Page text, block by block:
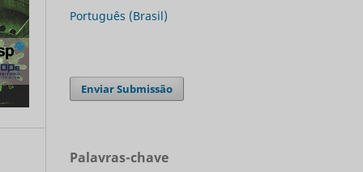
Português (Brasil)
Enviar Submissão
Palavras-chave